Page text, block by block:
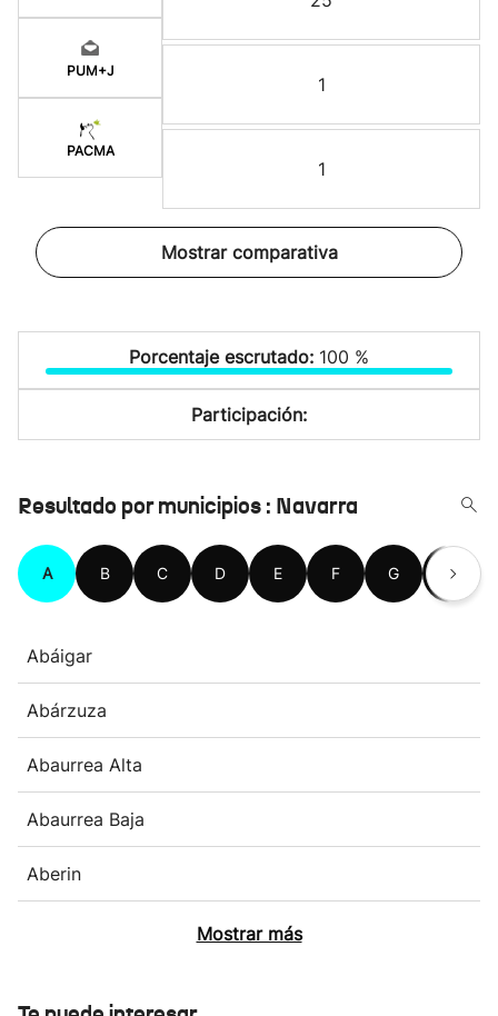
PUM+J
PACMA
1
1
Mostrar comparativa
Porcentaje escrutado: 100 %
Participación:
Resultado por municipios : Navarra
A B C D E F G H
Abáigar
Abárzuza
Abaurrea Alta
Abaurrea Baja
Aberin
Mostrar más